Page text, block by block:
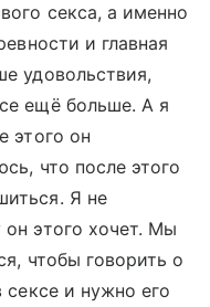
секса, а именно
и главная
удовольствия,
ещё больше. А я
этого он
что после этого
Я не
этого хочет. Мы
чтобы говорить о
и нужно его